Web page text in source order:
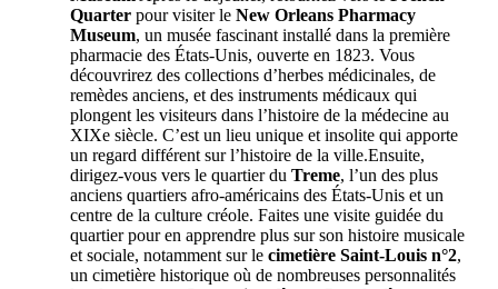
Quarter pour visiter le New Orleans Pharmacy
Museum, un musée fascinant installé dans la première
pharmacie des États-Unis, ouverte en 1823. Vous
découvrirez des collections d’herbes médicinales, de
remèdes anciens, et des instruments médicaux qui
plongent les visiteurs dans l’histoire de la médecine au
XIXe siècle. C’est un lieu unique et insolite qui apporte
un regard différent sur l’histoire de la ville.Ensuite,
dirigez-vous vers le quartier du Treme, l’un des plus
anciens quartiers afro-américains des États-Unis et un
centre de la culture créole. Faites une visite guidée du
quartier pour en apprendre plus sur son histoire musicale
et sociale, notamment sur le cimetière Saint-Louis n°2,
un cimetière historique où de nombreuses personnalités